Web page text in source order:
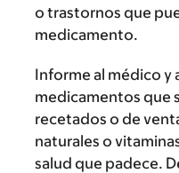
o trastornos que
medicamento.
Informe al médico y
medicamentos que
recetados o de
naturales o
salud que padece.